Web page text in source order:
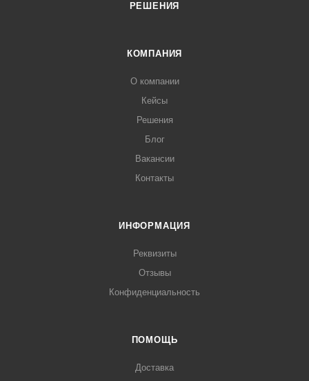
РЕШЕНИЯ
КОМПАНИЯ
О компании
Кейсы
Решения
Блог
Вакансии
Контакты
ИНФОРМАЦИЯ
Реквизиты
Отзывы
Конфиденциальность
ПОМОЩЬ
Доставка